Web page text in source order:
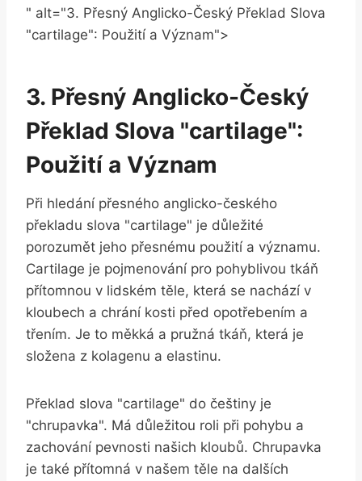
" alt="3. Přesný Anglicko-Český Překlad Slova
"cartilage": Použití a Význam">
3. Přesný Anglicko-Český
Překlad Slova "cartilage":
Použití a Význam
Při hledání přesného anglicko-českého
překladu slova "cartilage" je důležité
porozumět jeho přesnému použití a významu.
Cartilage je pojmenování pro pohyblivou tkáň
přítomnou v lidském těle, která se nachází v
kloubech a chrání kosti před opotřebením a
třením. Je to měkká a pružná tkáň, která je
složena z kolagenu a elastinu.
Překlad slova "cartilage" do češtiny je
"chrupavka". Má důležitou roli při pohybu a
zachování pevnosti našich kloubů. Chrupavka
je také přítomná v našem těle na dalších